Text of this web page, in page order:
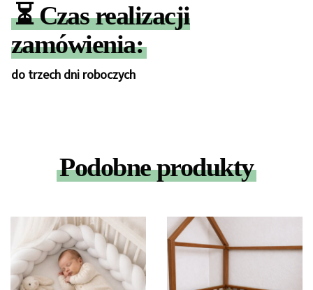
⏳Czas realizacji
zamówienia:
do trzech dni roboczych
Podobne produkty